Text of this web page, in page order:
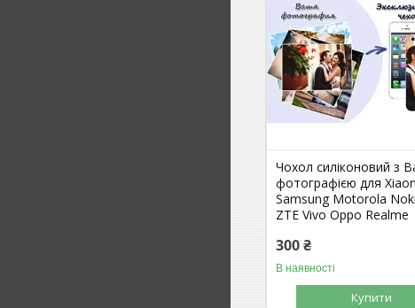
Чохол силіконовий з
фотографією для
Samsung Motorola
ZTE Vivo Oppo Realme
300 ₴
В наявності
Купити